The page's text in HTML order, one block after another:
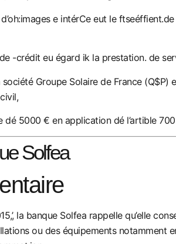
e intérCe eut le
-crédit eu égard ik la prestation. de
Groupe Solaire de France
5000 € en application dé l’artible
Solfea
la banque Solfea rappelle qu’elle
ou des équipements